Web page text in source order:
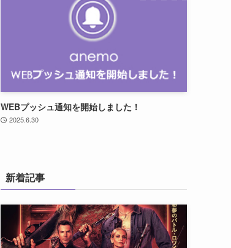
WEBプッシュ通知を開始しました！
2025.6.30
新着記事